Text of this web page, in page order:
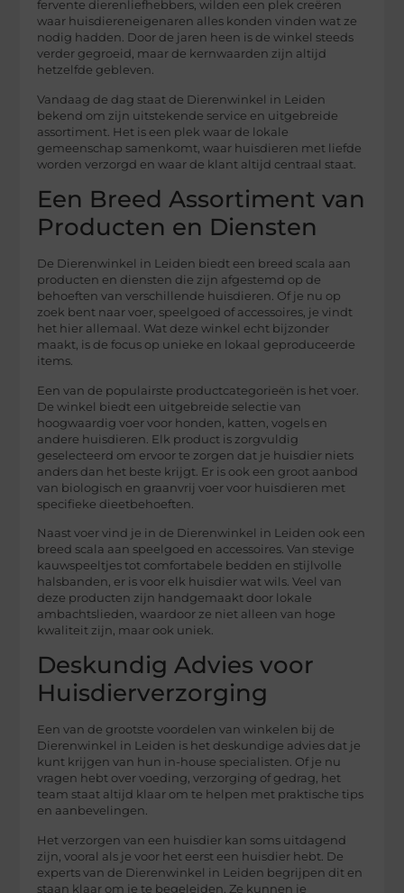
fervente dierenliefhebbers, wilden een plek creëren
waar huisdiereneigenaren alles konden vinden wat ze
nodig hadden. Door de jaren heen is de winkel steeds
verder gegroeid, maar de kernwaarden zijn altijd
hetzelfde gebleven.
Vandaag de dag staat de Dierenwinkel in Leiden
bekend om zijn uitstekende service en uitgebreide
assortiment. Het is een plek waar de lokale
gemeenschap samenkomt, waar huisdieren met liefde
worden verzorgd en waar de klant altijd centraal staat.
Een Breed Assortiment van
Producten en Diensten
De Dierenwinkel in Leiden biedt een breed scala aan
producten en diensten die zijn afgestemd op de
behoeften van verschillende huisdieren. Of je nu op
zoek bent naar voer, speelgoed of accessoires, je vindt
het hier allemaal. Wat deze winkel echt bijzonder
maakt, is de focus op unieke en lokaal geproduceerde
items.
Een van de populairste productcategorieën is het voer.
De winkel biedt een uitgebreide selectie van
hoogwaardig voer voor honden, katten, vogels en
andere huisdieren. Elk product is zorgvuldig
geselecteerd om ervoor te zorgen dat je huisdier niets
anders dan het beste krijgt. Er is ook een groot aanbod
van biologisch en graanvrij voer voor huisdieren met
specifieke dieetbehoeften.
Naast voer vind je in de Dierenwinkel in Leiden ook een
breed scala aan speelgoed en accessoires. Van stevige
kauwspeeltjes tot comfortabele bedden en stijlvolle
halsbanden, er is voor elk huisdier wat wils. Veel van
deze producten zijn handgemaakt door lokale
ambachtslieden, waardoor ze niet alleen van hoge
kwaliteit zijn, maar ook uniek.
Deskundig Advies voor
Huisdierverzorging
Een van de grootste voordelen van winkelen bij de
Dierenwinkel in Leiden is het deskundige advies dat je
kunt krijgen van hun in-house specialisten. Of je nu
vragen hebt over voeding, verzorging of gedrag, het
team staat altijd klaar om te helpen met praktische tips
en aanbevelingen.
Het verzorgen van een huisdier kan soms uitdagend
zijn, vooral als je voor het eerst een huisdier hebt. De
experts van de Dierenwinkel in Leiden begrijpen dit en
staan klaar om je te begeleiden. Ze kunnen je